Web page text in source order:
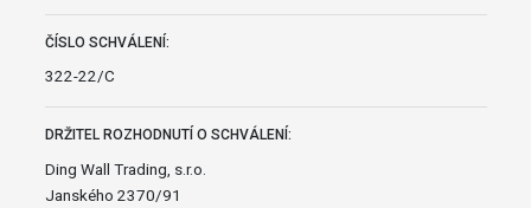
ČÍSLO SCHVÁLENÍ:
322-22/C
DRŽITEL ROZHODNUTÍ O SCHVÁLENÍ:
Ding Wall Trading, s.r.o.
Janského 2370/91